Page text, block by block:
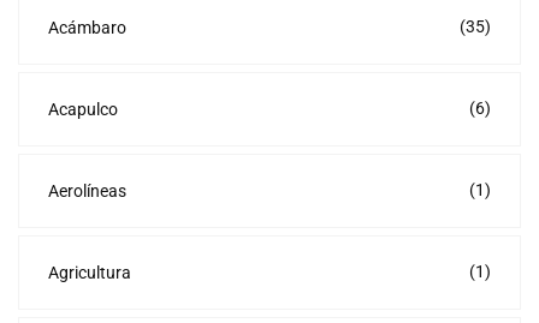
Acámbaro (35)
Acapulco (6)
Aerolíneas (1)
Agricultura (1)